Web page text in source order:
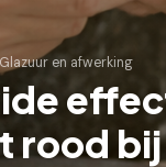
Glazuur en afwerking
rood